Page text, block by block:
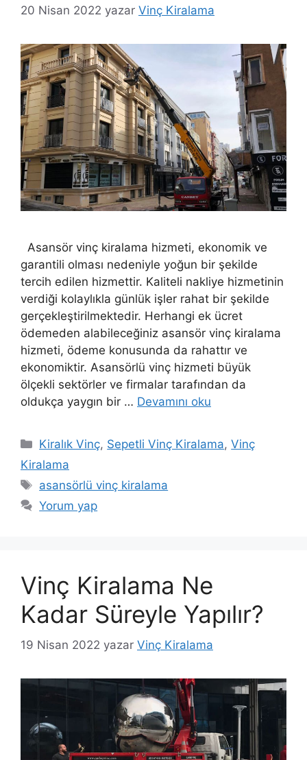
20 Nisan 2022 yazar Vinç Kiralama
Asansör vinç kiralama hizmeti, ekonomik ve
garantili olması nedeniyle yoğun bir şekilde
tercih edilen hizmettir. Kaliteli nakliye hizmetinin
verdiği kolaylıkla günlük işler rahat bir şekilde
gerçekleştirilmektedir. Herhangi ek ücret
ödemeden alabileceğiniz asansör vinç kiralama
hizmeti, ödeme konusunda da rahattır ve
ekonomiktir. Asansörlü vinç hizmeti büyük
ölçekli sektörler ve firmalar tarafından da
oldukça yaygın bir … Devamını oku
Kategoriler
Kiralık Vinç, Sepetli Vinç Kiralama,Vinç
Kiralama
Etiketler
asansörlü vinç kiralama
Yorum yap
Vinç Kiralama Ne
Kadar Süreyle Yapılır?
19 Nisan 2022 yazar Vinç Kiralama